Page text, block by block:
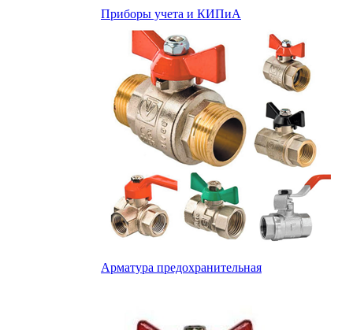
Приборы учета и КИПиА
Арматура предохранительная